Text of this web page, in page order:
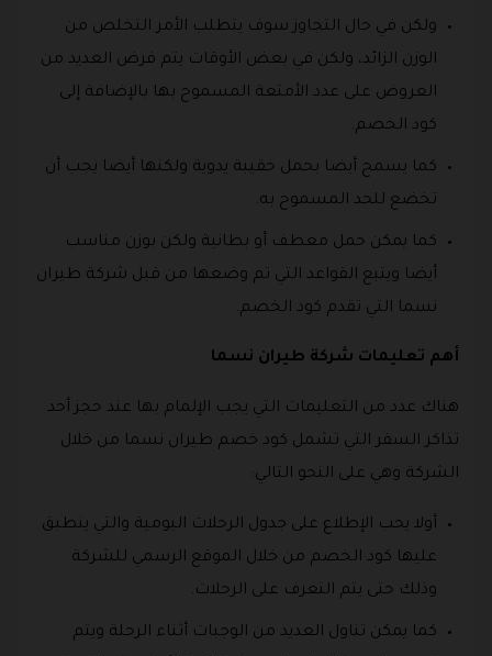
ولكن في حال التجاوز سوف يتطلب الأمر التخلص من
الوزن الزائد، ولكن في بعض الأوقات يتم فرض العديد من
العروض على عدد الأمتعة المسموح بها بالإضافة إلى
كود الخصم.
كما يسمح أيضا بحمل حقيبة يدوية ولكنها أيضا يجب أن
تخضع للحد المسموح به.
كما يمكن حمل معطف أو بطانية ولكن بوزن مناسب
أيضا ويتبع القواعد التي تم وضعها من قبل شركة طيران
نسما التي تقدم كود الخصم.
أهم تعليمات شركة طيران نسما
هناك عدد من التعليمات التي يجب الإلمام بها عند حجز أحد
تذاكر السفر التي تشمل كود خصم طيران نسما من خلال
الشركة وهي على النحو التالي:
أولا يحب الإطلاع على جدول الرحلات اليومية والتي ينطبق
عليها كود الخصم من خلال الموقع الرسمي للشركة
وذلك حتى يتم التعرف على الرحلات.
كما يمكن تناول العديد من الوجبات أثناء الرحلة ويتم